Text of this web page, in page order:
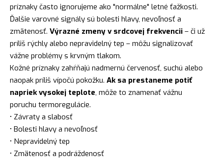
príznaky často ignorujeme ako "normálne" letné ťažkosti.
Ďalšie varovné signály sú bolesti hlavy, nevoľnosť a
zmätenosť. Výrazné zmeny v srdcovej frekvencii – či už
príliš rýchly alebo nepravidelný tep – môžu signalizovať
vážne problémy s krvným tlakom.
Kožné príznaky zahŕňajú nadmernú červenosť, suchú alebo
naopak príliš vípočú pokožku. Ak sa prestaneme potiť
napriek vysokej teplote, môže to znamenať vážnu
poruchu termoregulácie.
• Závraty a slabosť
• Bolesti hlavy a nevoľnosť
• Nepravidelný tep
• Zmätenosť a podráždenosť